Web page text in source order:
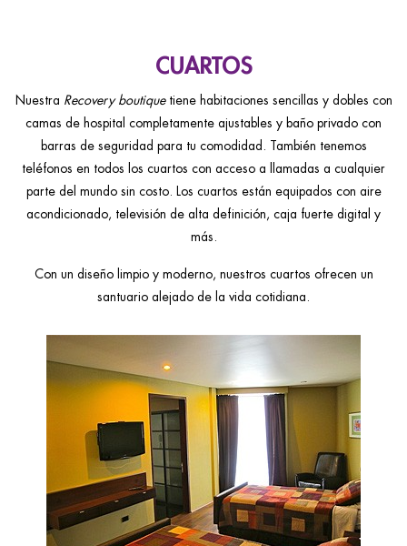
CUARTOS
Nuestra Recovery boutiquetiene habitaciones sencillas y dobles con
camas de hospital completamente ajustables y baño privado con
barras de seguridad para tu comodidad. También tenemos
teléfonos en todos los cuartos con acceso a llamadas a cualquier
parte del mundo sin costo. Los cuartos están equipados con aire
acondicionado, televisión de alta definición, caja fuerte digital y
más.
Con un diseño limpio y moderno, nuestros cuartos ofrecen un
santuario alejado de la vida cotidiana.